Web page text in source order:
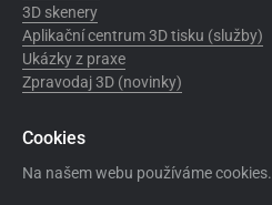
3D skenery
Aplikační centrum 3D tisku (služby)
Ukázky z praxe
Zpravodaj 3D (novinky)
Cookies
Na našem webu používáme cookies.